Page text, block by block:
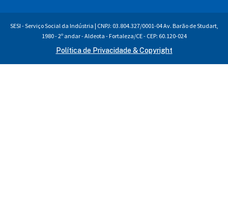
SESI - Serviço Social da Indústria | CNPJ: 03.804.327/0001-04 Av. Barão de Studart,
1980 - 2º andar - Aldeota - Fortaleza/CE - CEP: 60.120-024
Política de Privacidade & Copyright